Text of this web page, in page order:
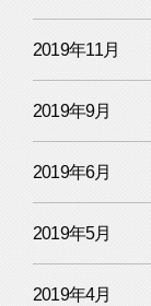
2019年11月
2019年9月
2019年6月
2019年5月
2019年4月